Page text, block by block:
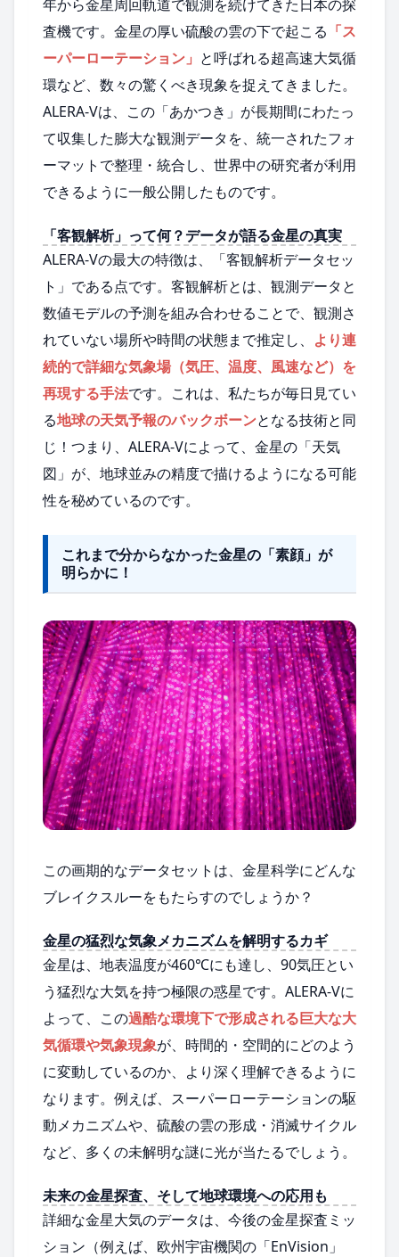
年から金星周回軌道で観測を続けてきた日本の探
査機です。金星の厚い硫酸の雲の下で起こる 「ス
ーパーローテーション」 と呼ばれる超高速大気循
環など、数々の驚くべき現象を捉えてきました。
ALERA-Vは、この「あかつき」が長期間にわたっ
て収集した膨大な観測データを、統一されたフォ
ーマットで整理・統合し、世界中の研究者が利用
できるように一般公開したものです。
「客観解析」って何？データが語る金星の真実
ALERA-Vの最大の特徴は、「客観解析データセッ
ト」である点です。客観解析とは、観測データと
数値モデルの予測を組み合わせることで、観測さ
れていない場所や時間の状態まで推定し、 より連
続的で詳細な気象場（気圧、温度、風速など）を
再現する手法です。これは、私たちが毎日見てい
る地球の天気予報のバックボーンとなる技術と同
じ！つまり、ALERA-Vによって、金星の「天気
図」が、地球並みの精度で描けるようになる可能
性を秘めているのです。
これまで分からなかった金星の「素顔」が
明らかに！
この画期的なデータセットは、金星科学にどんな
ブレイクスルーをもたらすのでしょうか？
金星の猛烈な気象メカニズムを解明するカギ
金星は、地表温度が460℃にも達し、90気圧とい
う猛烈な大気を持つ極限の惑星です。ALERA-Vに
よって、この過酷な環境下で形成される巨大な大
気循環や気象現象が、時間的・空間的にどのよう
に変動しているのか、より深く理解できるように
なります。例えば、スーパーローテーションの駆
動メカニズムや、硫酸の雲の形成・消滅サイクル
など、多くの未解明な謎に光が当たるでしょう。
未来の金星探査、そして地球環境への応用も
詳細な金星大気のデータは、今後の金星探査ミッ
ション（例えば、欧州宇宙機関の「EnVision」